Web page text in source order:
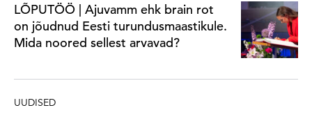
LÕPUTÖÖ | Ajuvamm ehk brain rot
on jõudnud Eesti turundusmaastikule.
Mida noored sellest arvavad?
UUDISED